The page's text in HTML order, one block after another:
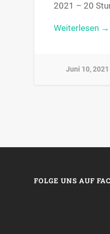
2021 – 20
Weiterlesen →
Juni 10, 2021
FOLGE UNS AUF